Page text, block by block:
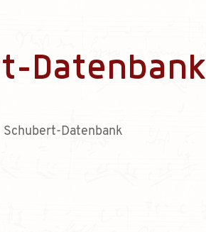
Datenbank
Schubert-Datenbank